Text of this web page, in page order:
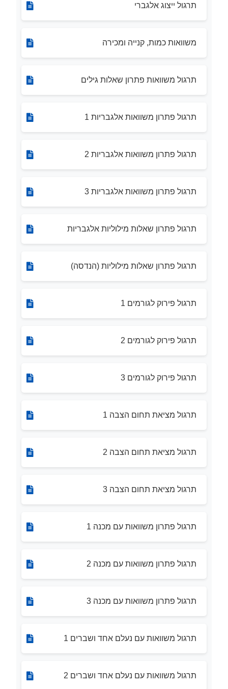
תרגול ייצוג אלגברי
משוואות כמות, קנייה ומכירה
תרגול משוואות פתרון שאלות גילים
תרגול פתרון משוואות אלגבריות 1
תרגול פתרון משוואות אלגבריות 2
תרגול פתרון משוואות אלגבריות 3
תרגול פתרון שאלות מילוליות אלגבריות
תרגול פתרון שאלות מילוליות (הנדסה)
תרגול פירוק לגורמים 1
תרגול פירוק לגורמים 2
תרגול פירוק לגורמים 3
תרגול מציאת תחום הצבה 1
תרגול מציאת תחום הצבה 2
תרגול מציאת תחום הצבה 3
תרגול פתרון משוואות עם מכנה 1
תרגול פתרון משוואות עם מכנה 2
תרגול פתרון משוואות עם מכנה 3
תרגול משוואות עם נעלם אחד ושברים 1
תרגול משוואות עם נעלם אחד ושברים 2